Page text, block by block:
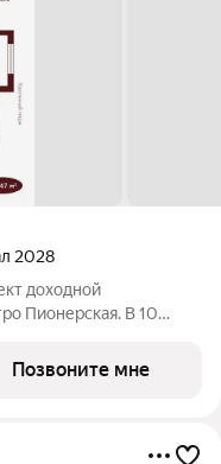
2028
доходной
Пионерская. В 10
компактных студий до
Позвоните мне